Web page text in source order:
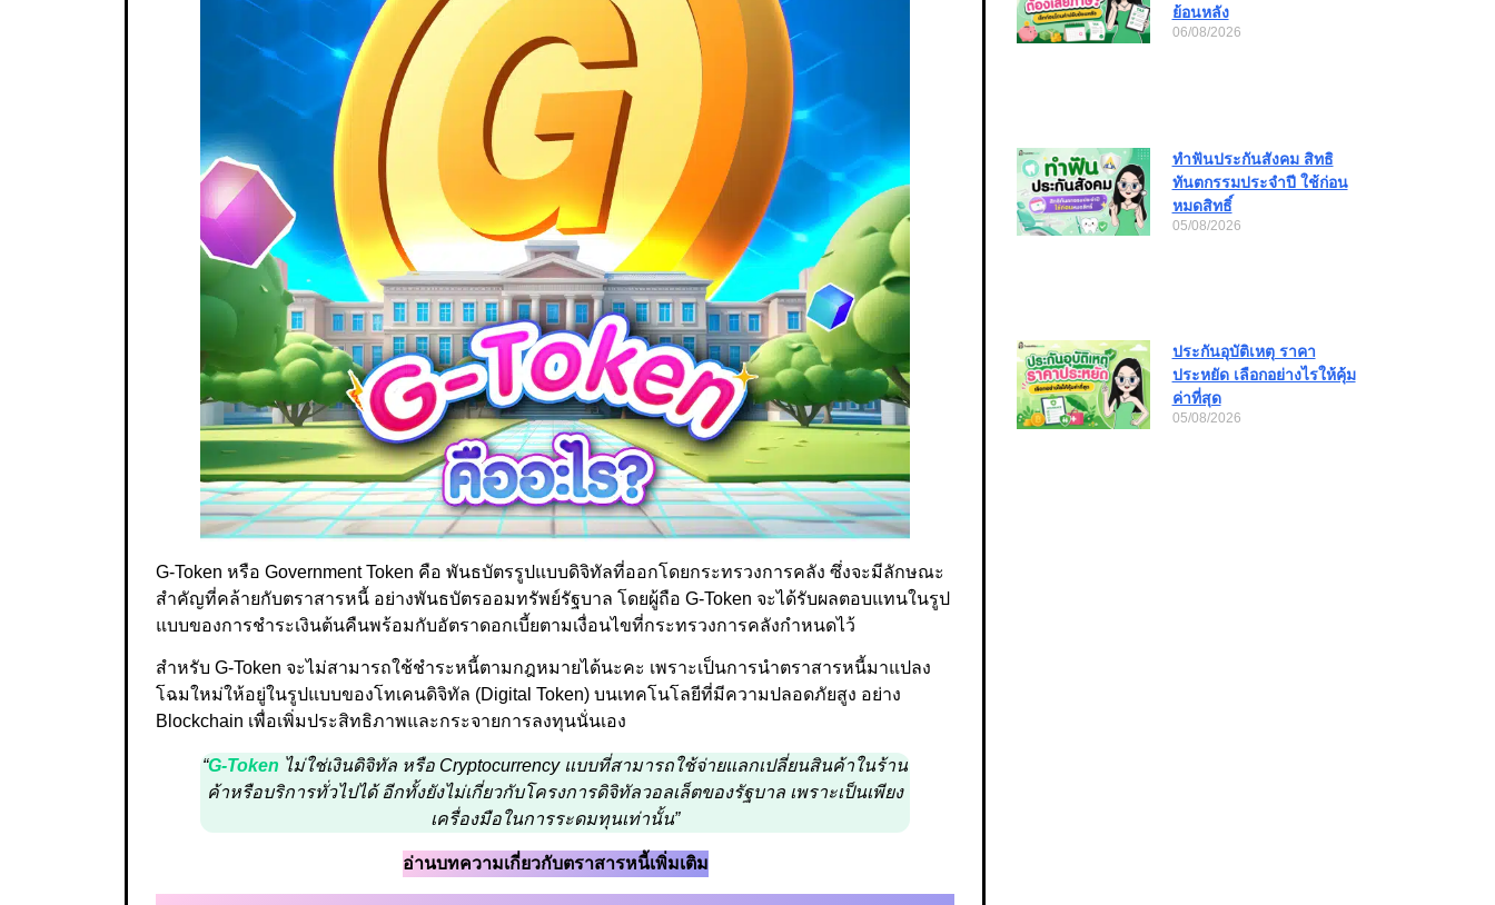
G-Token หรือ Government Token คือ พันธบัตรรูปแบบดิจิทัลที่ออกโดยกระทรวงการคลัง ซึ่งจะมีลักษณะ
สำคัญที่คล้ายกับตราสารหนี้ อย่างพันธบัตรออมทรัพย์รัฐบาล โดยผู้ถือ G-Token จะได้รับผลตอบแทนในรูป
แบบของการชำระเงินต้นคืนพร้อมกับอัตราดอกเบี้ยตามเงื่อนไขที่กระทรวงการคลังกำหนดไว้
สำหรับ G-Token จะไม่สามารถใช้ชำระหนี้ตามกฎหมายได้นะคะ เพราะเป็นการนำตราสารหนี้มาแปลง
โฉมใหม่ให้อยู่ในรูปแบบของโทเคนดิจิทัล (Digital Token) บนเทคโนโลยีที่มีความปลอดภัยสูง อย่าง
Blockchain เพื่อเพิ่มประสิทธิภาพและกระจายการลงทุนนั่นเอง
“G-Token ไม่ใช่เงินดิจิทัล หรือ Cryptocurrency แบบที่สามารถใช้จ่ายแลกเปลี่ยนสินค้าในร้าน
ค้าหรือบริการทั่วไปได้ อีกทั้งยังไม่เกี่ยวกับโครงการดิจิทัลวอลเล็ตของรัฐบาล เพราะเป็นเพียง
เครื่องมือในการระดมทุนเท่านั้น”
อ่านบทความเกี่ยวกับตราสารหนี้เพิ่มเติม
ย้อนหลัง
06/08/2026
ทำฟันประกันสังคม สิทธิ
ทันตกรรมประจำปี ใช้ก่อน
หมดสิทธิ์
05/08/2026
ประกันอุบัติเหตุ ราคา
ประหยัด เลือกอย่างไรให้คุ้ม
ค่าที่สุด
05/08/2026